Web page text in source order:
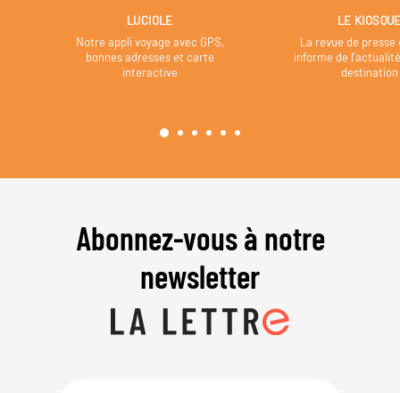
LUCIOLE
Notre appli voyage avec GPS,
bonnes adresses et carte
interactive
LE
La revue de presse
informe de
destination
Abonnez-vous à notre
newsletter